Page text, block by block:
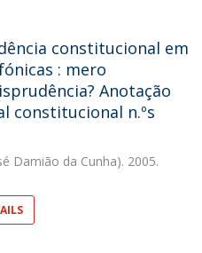
constitucional em
: mero
Anotação
constitucional n.ºs
Damião da Cunha). 2005.